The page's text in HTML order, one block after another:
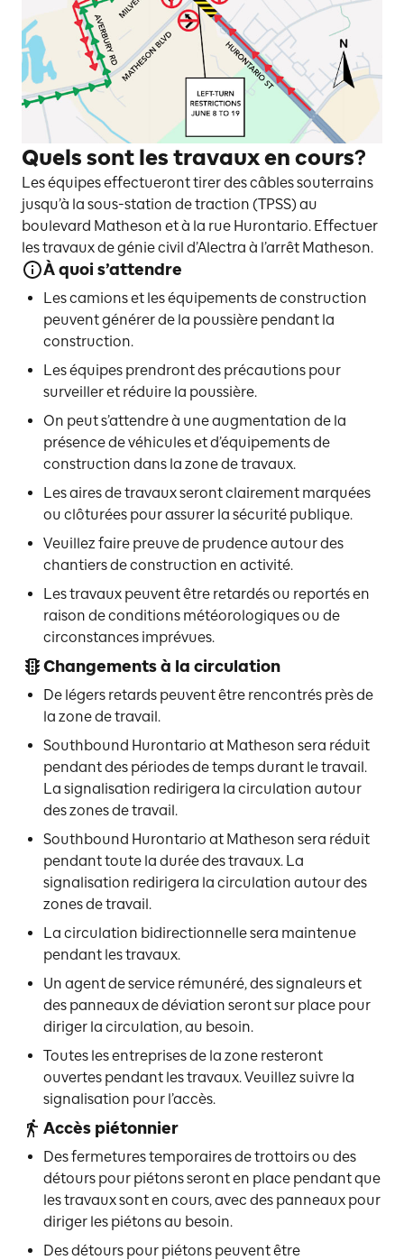
Quels sont les travaux en cours?
Les équipes effectueront tirer des câbles souterrains
jusqu’à la sous-station de traction (TPSS) au
boulevard Matheson et à la rue Hurontario. Effectuer
les travaux de génie civil d’Alectra à l’arrêt Matheson.
À quoi s’attendre
Les camions et les équipements de construction
peuvent générer de la poussière pendant la
construction.
Les équipes prendront des précautions pour
surveiller et réduire la poussière.
On peut s’attendre à une augmentation de la
présence de véhicules et d’équipements de
construction dans la zone de travaux.
Les aires de travaux seront clairement marquées
ou clôturées pour assurer la sécurité publique.
Veuillez faire preuve de prudence autour des
chantiers de construction en activité.
Les travaux peuvent être retardés ou reportés en
raison de conditions météorologiques ou de
circonstances imprévues.
Changements à la circulation
De légers retards peuvent être rencontrés près de
la zone de travail.
Southbound Hurontario at Matheson sera réduit
pendant des périodes de temps durant le travail.
La signalisation redirigera la circulation autour
des zones de travail.
Southbound Hurontario at Matheson sera réduit
pendant toute la durée des travaux. La
signalisation redirigera la circulation autour des
zones de travail.
La circulation bidirectionnelle sera maintenue
pendant les travaux.
Un agent de service rémunéré, des signaleurs et
des panneaux de déviation seront sur place pour
diriger la circulation, au besoin.
Toutes les entreprises de la zone resteront
ouvertes pendant les travaux. Veuillez suivre la
signalisation pour l’accès.
Accès piétonnier
Des fermetures temporaires de trottoirs ou des
détours pour piétons seront en place pendant que
les travaux sont en cours, avec des panneaux pour
diriger les piétons au besoin.
Des détours pour piétons peuvent être